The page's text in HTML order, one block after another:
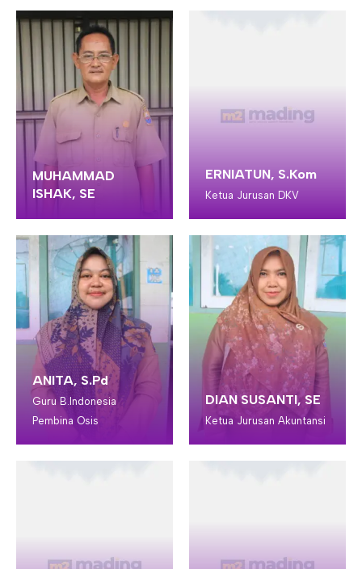
MUHAMMAD
ISHAK, SE
ERNIATUN, S.Kom
Ketua Jurusan DKV
ANITA, S.Pd
Guru B.Indonesia
Pembina Osis
DIAN SUSANTI, SE
Ketua Jurusan Akuntansi